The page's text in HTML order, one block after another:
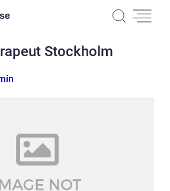
se
Stockholm